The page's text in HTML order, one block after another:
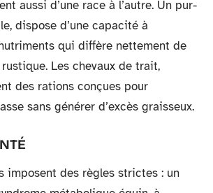
aussi d’une race à l’autre. Un pur-
dispose d’une capacité à
qui diffère nettement de
rustique. Les chevaux de trait,
des rations conçues pour
sans générer d’excès graisseux.
imposent des règles strictes : un